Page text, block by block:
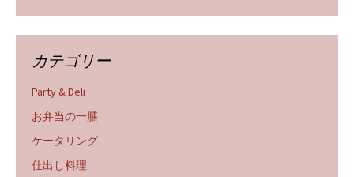
カテゴリー
Party & Deli
お弁当の一膳
ケータリング
仕出し料理